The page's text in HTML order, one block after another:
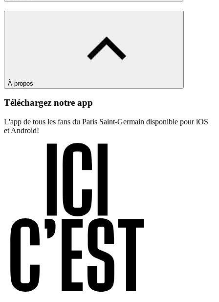
À propos
Téléchargez notre app
L'app de tous les fans du Paris Saint-Germain disponible pour iOS
et Android!